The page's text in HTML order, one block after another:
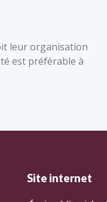
leur organisation
est préférable à
Site internet